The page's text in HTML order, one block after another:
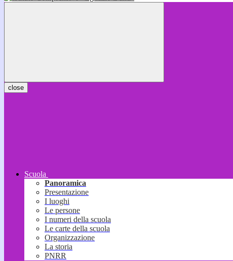
close
Scuola
Panoramica
Presentazione
I luoghi
Le persone
I numeri della scuola
Le carte della scuola
Organizzazione
La storia
PNRR